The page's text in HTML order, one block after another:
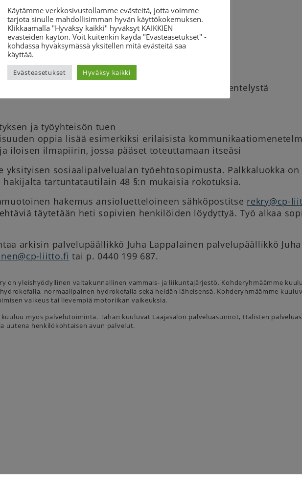
iloista asennetta
ihmisten kanssa
uusia asioita
lisäksi
kokemusta vammaisten ihmisten kanssa työskentelystä
ja työyhteisön tuen
oppia lisää esimerkiksi erilaisista
iloisen ilmapiirin, jossa pääset toteuttamaan itseäsi
yksityisen sosiaalipalvelualan työehtosopimusta. Palkkaluokka on
hakijalta tartuntatautilain 48 §:n mukaisia rokotuksia.
hakemus ansioluetteloineen sähköpostitse rekry@cp-
täytetään heti sopivien henkilöiden löydyttyä. Työ alkaa
arkisin palvelupäällikkö Juha Lappalainen palvelupäällikkö
liitto.fi tai p. 0440 199 687.
on yleishyödyllinen valtakunnallinen vammais- ja liikuntajärjestö. Kohderyhmäämme
normaalipainen hydrokefalia sekä heidän läheisensä. Kohderyhmäämme
vaikeus tai lievempiä motoriikan vaikeuksia.
myös palvelutoiminta. Tähän kuuluvat Laajasalon palveluasunnot, Halisten
uutena henkilökohtaisen avun palvelut.
Käytämme verkkosivustollamme evästeitä, jotta voimme
tarjota sinulle mahdollisimman hyvän käyttökokemuksen.
Klikkaamalla "Hyväksy kaikki" hyväksyt KAIKKIEN
evästeiden käytön. Voit kuitenkin käydä "Evästeasetukset" -
kohdassa hyväksymässä yksitellen mitä evästeitä saa
käyttää.
Evästeasetukset Hyväksy kaikki